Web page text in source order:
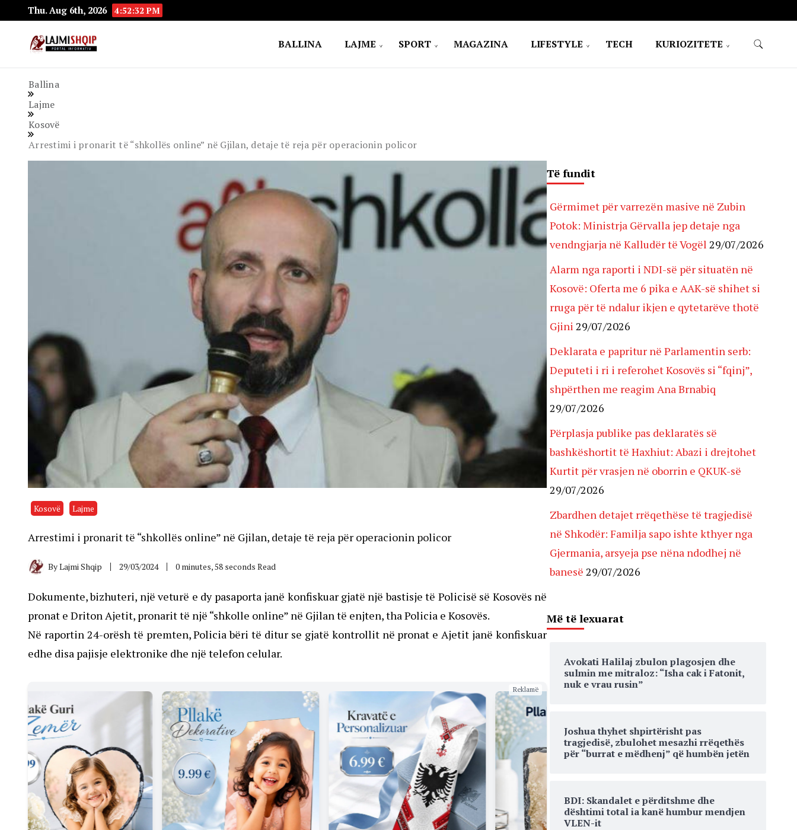
Thu. Aug 6th, 2026 4:52:33 PM
BALLINA LAJME SPORT MAGAZINA LIFESTYLE TECH KURIOZITETE
Ballina
Lajme
Kosovë
Arrestimi i pronarit të “shkollës online” në Gjilan, detaje të reja për operacionin policor
Kosovë Lajme
Arrestimi i pronarit të “shkollës online” në Gjilan, detaje të reja për operacionin policor
ByLajmi Shqip 29/03/2024 0 minutes, 58 seconds Read
Dokumente, bizhuteri, një veturë e dy pasaporta janë konfiskuar gjatë një bastisje të Policisë së Kosovës në
pronat e Driton Ajetit, pronarit të një “shkolle online” në Gjilan të enjten, tha Policia e Kosovës.
Në raportin 24-orësh të premten, Policia bëri të ditur se gjatë kontrollit në pronat e Ajetit janë konfiskuar
edhe disa pajisje elektronike dhe një telefon celular.
Reklamë
Të fundit
Gërmimet për varrezën masive në Zubin
Potok: Ministrja Gërvalla jep detaje nga
vendngjarja në Kalludër të Vogël 29/07/2026
Alarm nga raporti i NDI-së për situatën në
Kosovë: Oferta me 6 pika e AAK-së shihet si
rruga për të ndalur ikjen e qytetarëve thotë
Gjini 29/07/2026
Deklarata e papritur në Parlamentin serb:
Deputeti i ri i referohet Kosovës si “fqinj”,
shpërthen me reagim Ana Brnabiq
29/07/2026
Përplasja publike pas deklaratës së
bashkëshortit të Haxhiut: Abazi i drejtohet
Kurtit për vrasjen në oborrin e QKUK-së
29/07/2026
Zbardhen detajet rrëqethëse të tragjedisë
në Shkodër: Familja sapo ishte kthyer nga
Gjermania, arsyeja pse nëna ndodhej në
banesë 29/07/2026
Më të lexuarat
Avokati Halilaj zbulon plagosjen dhe
sulmin me mitraloz: “Isha cak i Fatonit,
nuk e vrau rusin”
Joshua thyhet shpirtërisht pas
tragjedisë, zbulohet mesazhi rrëqethës
për “burrat e mëdhenj” që humbën jetën
BDI: Skandalet e përditshme dhe
dështimi total ia kanë humbur mendjen
VLEN-it